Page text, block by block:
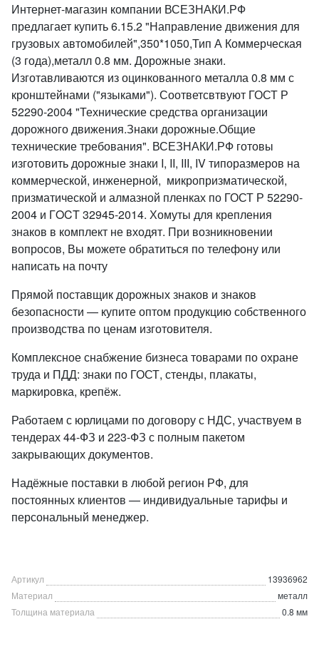
Интернет-магазин компании ВСЕЗНАКИ.РФ
предлагает купить 6.15.2 "Направление движения для
грузовых автомобилей",350*1050,Тип А Коммерческая
(3 года),металл 0.8 мм. Дорожные знаки.
Изготавливаются из оцинкованного металла 0.8 мм с
кронштейнами ("языками"). Соответсвтвуют ГОСТ Р
52290-2004 "Технические средства организации
дорожного движения.Знаки дорожные.Общие
технические требования". ВСЕЗНАКИ.РФ готовы
изготовить дорожные знаки I, II, III, IV типоразмеров на
коммерческой, инженерной, микропризматической,
призматической и алмазной пленках по ГОСТ Р 52290-
2004 и ГOCT 32945-2014. Хомуты для крепления
знаков в комплект не входят. При возникновении
вопросов, Вы можете обратиться по телефону или
написать на почту
Прямой поставщик дорожных знаков и знаков
безопасности — купите оптом продукцию собственного
производства по ценам изготовителя.
Комплексное снабжение бизнеса товарами по охране
труда и ПДД: знаки по ГОСТ, стенды, плакаты,
маркировка, крепёж.
Работаем с юрлицами по договору с НДС, участвуем в
тендерах 44-ФЗ и 223-ФЗ с полным пакетом
закрывающих документов.
Надёжные поставки в любой регион РФ, для
постоянных клиентов — индивидуальные тарифы и
персональный менеджер.
Артикул
13936962
Материал
металл
Толщина материала
0.8 мм